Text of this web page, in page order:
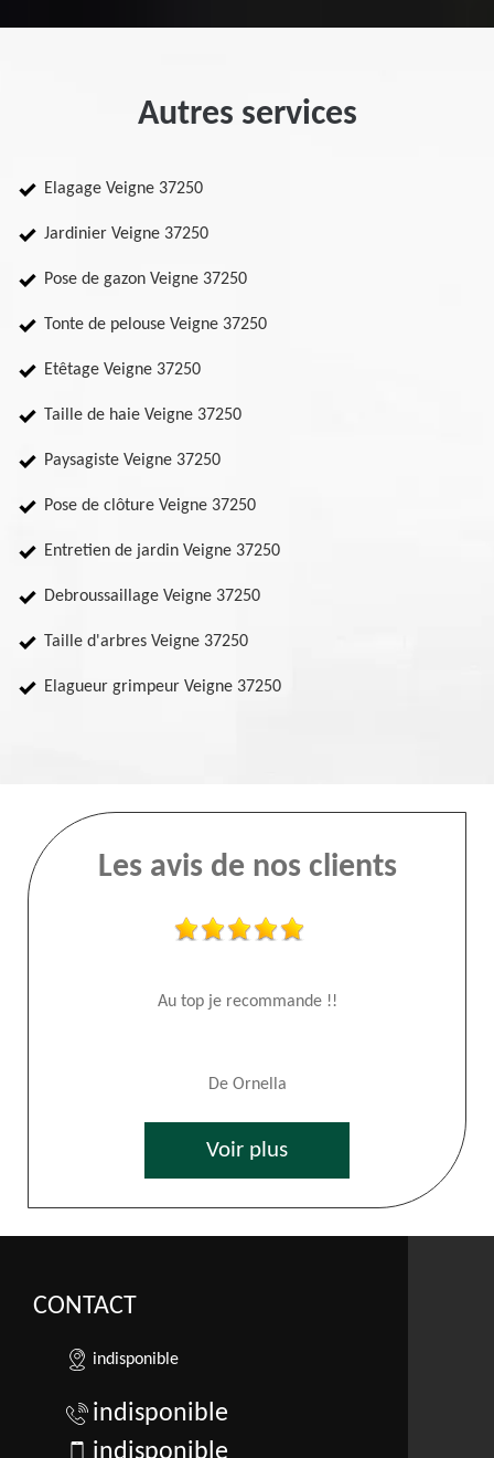
Autres services
Elagage Veigne 37250
Jardinier Veigne 37250
Pose de gazon Veigne 37250
Tonte de pelouse Veigne 37250
Etêtage Veigne 37250
Taille de haie Veigne 37250
Paysagiste Veigne 37250
Pose de clôture Veigne 37250
Entretien de jardin Veigne 37250
Debroussaillage Veigne 37250
Taille d'arbres Veigne 37250
Elagueur grimpeur Veigne 37250
Les avis de nos clients
Au top je recommande !!
De Ornella
Voir plus
CONTACT
indisponible
indisponible
indisponible